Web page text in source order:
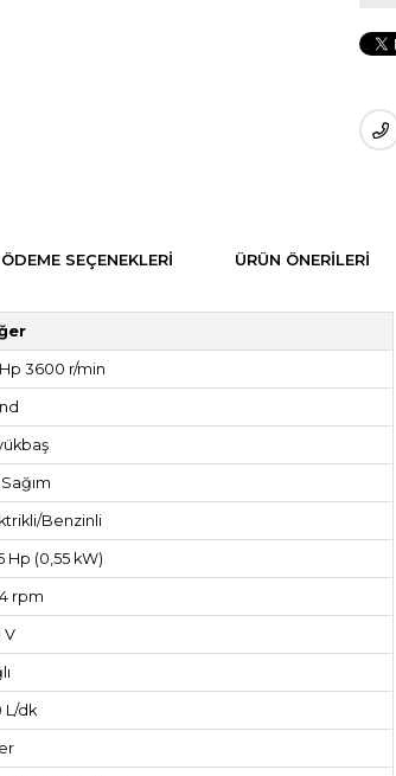
ÖDEME SEÇENEKLERI ÜRÜN ÖNERILERI
3600 r/min
Benzinli
Hp (0,55 kW)
rpm
V
L/dk